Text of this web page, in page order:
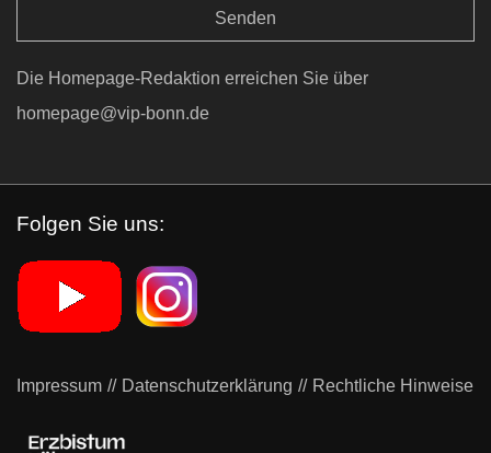
Die Homepage-Redaktion erreichen Sie über
homepage@vip-bonn.de
Folgen Sie uns:
Impressum Datenschutzerklärung Rechtliche Hinweise